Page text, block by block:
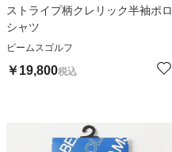
ストライプ柄クレリック半袖ポロ
シャツ
ビームスゴルフ
￥19,800税込